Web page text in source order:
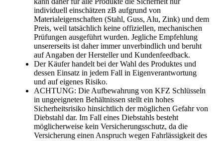
individuell einschätzen zB aufgrund von
Materialeigenschaften (Stahl, Guss, Alu, Zink) und dem
Preis, weil tatsächlich keine offiziellen, mechanischen
Prüfungen ausgeführt wurden. Jegliche Empfehlung
unsererseits ist daher immer unverbindlich und beruht
auf Angaben der Hersteller und Kundenfeedback.
Der Käufer handelt bei der Wahl des Produktes und
dessen Einsatz in jedem Fall in Eigenverantwortung
und auf eigenes Risiko.
ACHTUNG: Die Aufbewahrung von KFZ Schlüsseln
in ungeeigneten Behältnissen stellt ein hohes
Sicherheitsrisiko hinsichtlich der möglichen Gefahr von
Diebstahl dar. Im Fall eines Diebstahls besteht
möglicherweise kein Versicherungsschutz, da die
Versicherung einen Anspruch wegen Fahrlässigkeit des